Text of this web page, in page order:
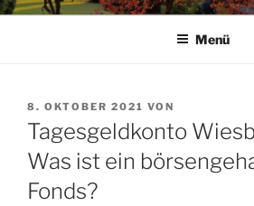
Menü
VERÖFFENTLICHT
AM
8. OKTOBER 2021 VON
Tagesgeldkonto
Was ist ein
Fonds?